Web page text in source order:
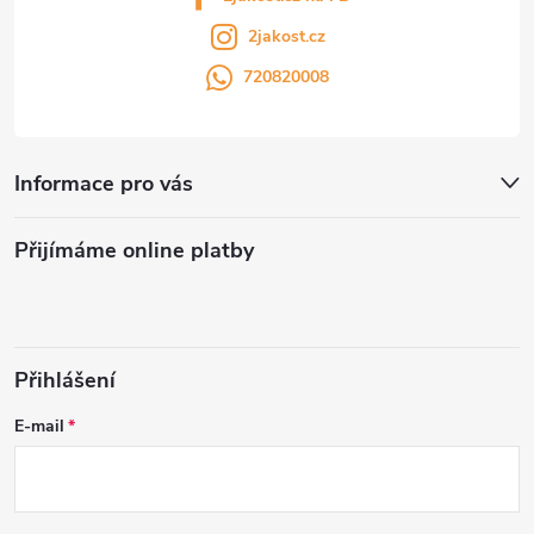
2jakost.cz
720820008
Informace pro vás
Přijímáme online platby
Přihlášení
E-mail